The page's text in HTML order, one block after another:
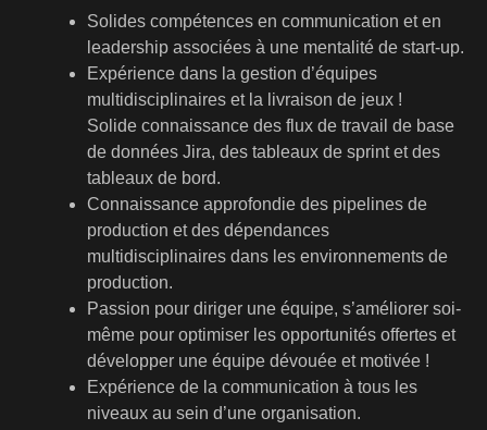
Solides compétences en communication et en
leadership associées à une mentalité de start-up.
Expérience dans la gestion d’équipes
multidisciplinaires et la livraison de jeux !
Solide connaissance des flux de travail de base
de données Jira, des tableaux de sprint et des
tableaux de bord.
Connaissance approfondie des pipelines de
production et des dépendances
multidisciplinaires dans les environnements de
production.
Passion pour diriger une équipe, s’améliorer soi-
même pour optimiser les opportunités offertes et
développer une équipe dévouée et motivée !
Expérience de la communication à tous les
niveaux au sein d’une organisation.